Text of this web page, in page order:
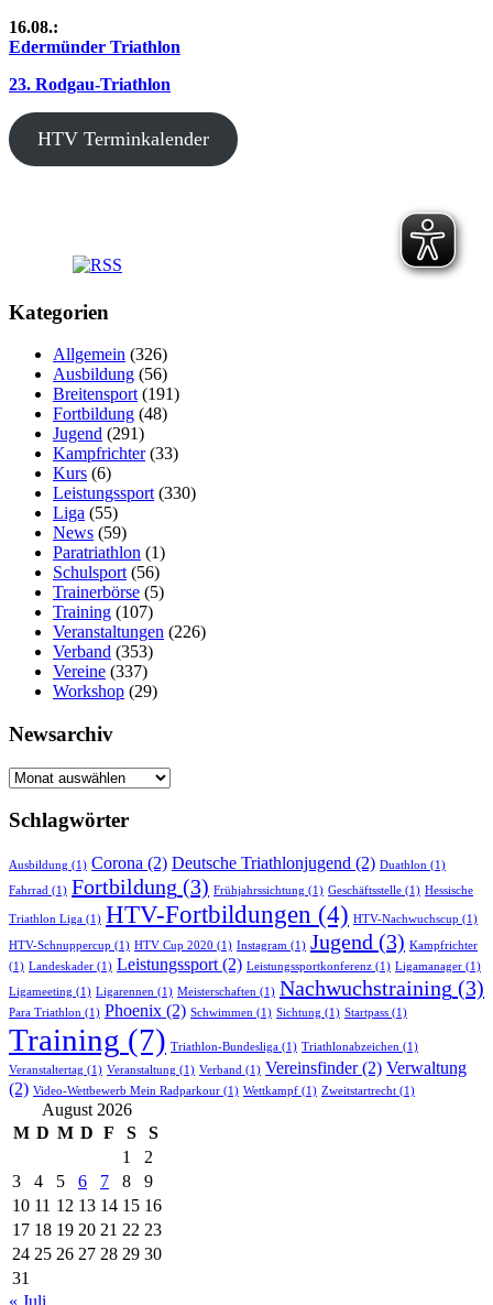
16.08.:
Edermünder Triathlon
23. Rodgau-Triathlon
HTV Terminkalender
Kategorien
Allgemein (326)
Ausbildung (56)
Breitensport (191)
Fortbildung (48)
Jugend (291)
Kampfrichter(33)
Kurs (6)
Leistungssport (330)
Liga (55)
News (59)
Paratriathlon (1)
Schulsport (56)
Trainerbörse (5)
Training (107)
Veranstaltungen (226)
Verband (353)
Vereine (337)
Workshop (29)
Newsarchiv
Newsarchiv
Schlagwörter
Ausbildung (1) Corona (2) Deutsche Triathlonjugend (2) Duathlon (1)
Fahrrad (1) Fortbildung (3) Frühjahrssichtung (1) Geschäftsstelle (1) Hessische
Triathlon Liga (1) HTV-Fortbildungen (4) HTV-Nachwuchscup (1)
HTV-Schnuppercup (1) HTV Cup 2020 (1) Instagram (1) Jugend (3) Kampfrichter
(1) Landeskader (1) Leistungssport(2) Leistungssportkonferenz (1) Ligamanager (1)
Ligameeting (1) Ligarennen (1) Meisterschaften (1) Nachwuchstraining (3)
Para Triathlon (1) Phoenix (2) Schwimmen (1) Sichtung (1) Startpass (1)
Training (7) Triathlon-Bundesliga (1) Triathlonabzeichen (1)
Veranstaltertag (1) Veranstaltung (1) Verband (1) Vereinsfinder(2) Verwaltung
(2) Video-Wettbewerb Mein Radparkour (1) Wettkampf (1) Zweitstartrecht (1)
August 2026
M D M D F S
S
1
2
3
4 5 6 7 8
9
10 11 12 13 14 15 16
17 18 19 20 21 22 23
24 25 26 27 28 29 30
31